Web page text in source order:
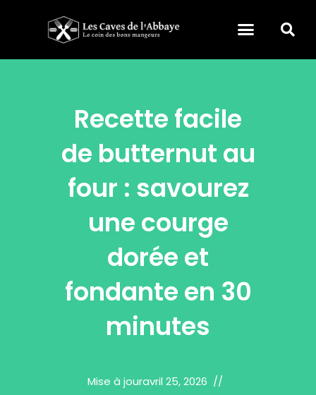
Recette facile
de butternut au
four : savourez
une courge
dorée et
fondante en 30
minutes
Mise à jouravril 25, 2026